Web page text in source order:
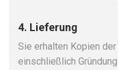
4. Lieferung
Sie erhalten Kopien
einschließlich